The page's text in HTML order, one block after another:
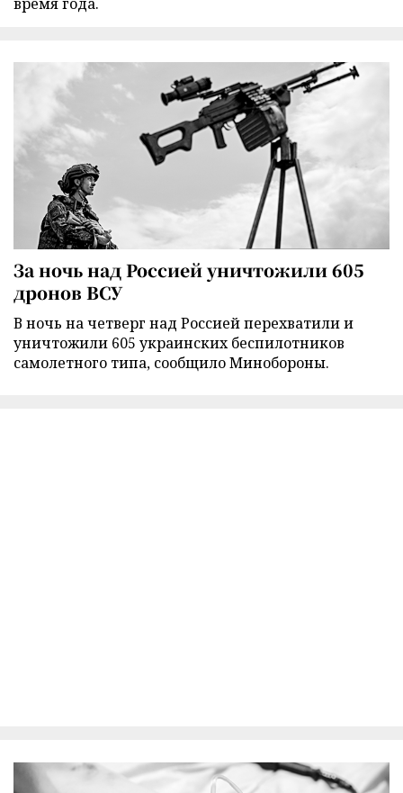
За ночь над Россией уничтожили 605
дронов ВСУ
В ночь на четверг над Россией перехватили и
уничтожили 605 украинских беспилотников
самолетного типа, сообщило Минобороны.